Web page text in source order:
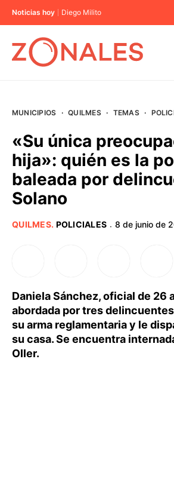
Noticias hoy Diego Milito
BUENOS AIRES
PROVINCIAS
MUNICIPIOS · QUILMES · TEMAS ·
«Su única
hija»: quién es la
baleada por
Solano
QUILMES. POLICIALES · 8 de junio de
Daniela Sánchez, oficial de 26
abordada por tres
su arma reglamentaria y le
su casa. Se encuentra
Oller.